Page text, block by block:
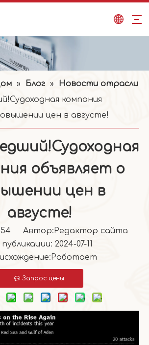
» Блог »
Новости отрасли
компания
цен в августе!
объявляет о
цен в
августе!
Автор:Pедактор сайта
2024-07-11
Работает
Запрос цены